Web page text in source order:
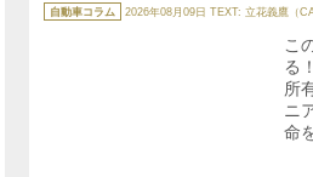
テ
ゴ
自動車コラム 2026年08月09日 TEXT: 立花義鷹（
こ
る
所
ニ
命